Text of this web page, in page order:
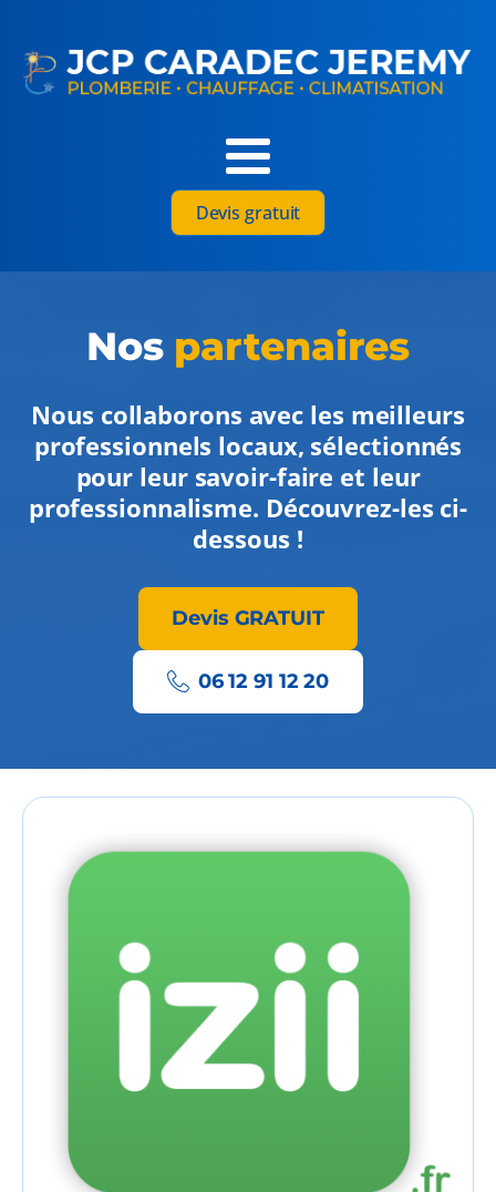
Devis gratuit
Nos partenaires
Nous collaborons avec les meilleurs
professionnels locaux, sélectionnés
pour leur savoir-faire et leur
professionnalisme. Découvrez-les ci-
dessous !
Devis GRATUIT
06 12 91 12 20